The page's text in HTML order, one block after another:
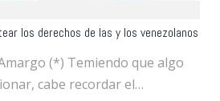
los derechos de las y los venezolanos
(*) Temiendo que algo
cabe recordar el…